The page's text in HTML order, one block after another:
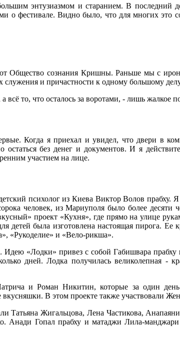
энтузиазмом и старанием. В последний
о фестивале. Видно было, что для многих
Общество сознания Кришны. Раньше мы с
служения и причастности к одному большому
то, что осталось за воротами, - лишь жалкое
Когда я приехал и увидел, что двери в
остаться без денег и документов. И я
участием на лице.
психолог из Киева Виктор Волов прабху.
человек, из Мариуполя было более десяти
проект «Кухня», где прямо на улице
детей была изготовлена настоящая пирога.
«Рукоделие» и «Вело-рикша».
Идею «Лодки» привез с собой Габишвара
дней. Лодка получилась великолепная -
и Роман Никитин, которые за один
вкусняшки. В этом проекте также участвовали
Татьяна Жигальцова, Лена Частикова,
Гопал прабху и матаджи Лила-